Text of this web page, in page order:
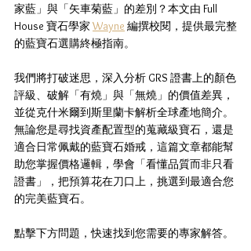
家藍」與「矢車菊藍」的差別？本文由 Full
House 寶石學家 Wayne 編撰校閱，提供最完整
的藍寶石選購終極指南。
我們將打破迷思，深入分析 GRS 證書上的顏色
評級、破解「有燒」與「無燒」的價值差異，
並從克什米爾到斯里蘭卡解析全球產地簡介。
無論您是尋找資產配置型的蒐藏級寶石，還是
適合日常佩戴的藍寶石婚戒，這篇文章都能幫
助您掌握價格邏輯，學會「看懂品質而非只看
證書」，把預算花在刀口上，挑選到最適合您
的完美藍寶石。
點擊下方問題，快速找到您需要的專家解答。